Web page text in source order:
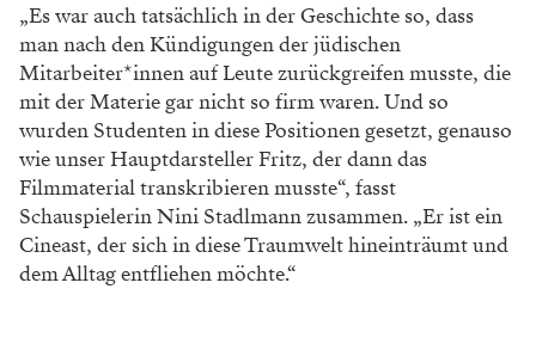
„Es war auch tatsächlich in der Geschichte so, dass
man nach den Kündigungen der jüdischen
Mitarbeiter*innen auf Leute zurückgreifen musste, die
mit der Materie gar nicht so firm waren. Und so
wurden Studenten in diese Positionen gesetzt, genauso
wie unser Hauptdarsteller Fritz, der dann das
Filmmaterial transkribieren musste“, fasst
Schauspielerin Nini Stadlmann zusammen. „Er ist ein
Cineast, der sich in diese Traumwelt hineinträumt und
dem Alltag entfliehen möchte.“